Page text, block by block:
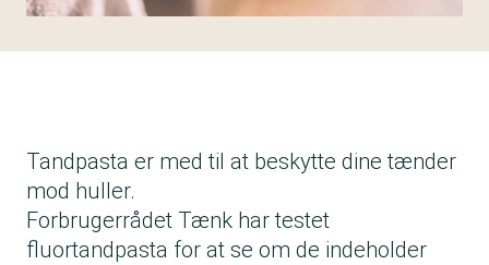
Tandpasta er med til at beskytte dine tænder
mod huller.
Forbrugerrådet Tænk har testet
fluortandpasta for at se om de indeholder